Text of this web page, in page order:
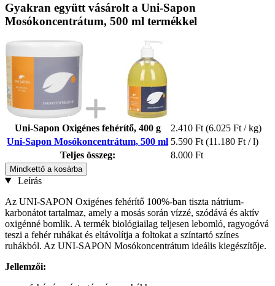
Gyakran együtt vásárolt a Uni-Sapon
Mosókoncentrátum, 500 ml termékkel
Uni-Sapon Oxigénes fehérítő, 400 g 2.410 Ft (6.025 Ft / kg)
Uni-Sapon Mosókoncentrátum, 500 ml 5.590 Ft (11.180 Ft / l)
Teljes összeg:
8.000 Ft
Mindkettő a kosárba
Leírás
Az UNI-SAPON Oxigénes fehérítő 100%-ban tiszta nátrium-
karbonátot tartalmaz, amely a mosás során vízzé, szódává és aktív
oxigénné bomlik. A termék biológiailag teljesen lebomló, ragyogóvá
teszi a fehér ruhákat és eltávolítja a foltokat a színtartó színes
ruhákból. Az UNI-SAPON Mosókoncentrátum ideális kiegészítője.
Jellemzői: